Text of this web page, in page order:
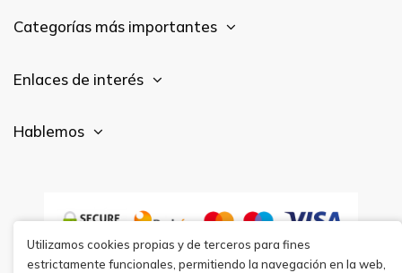
Categorías más importantes
Enlaces de interés
Hablemos
Utilizamos cookies propias y de terceros para fines
estrictamente funcionales, permitiendo la navegación en la web,